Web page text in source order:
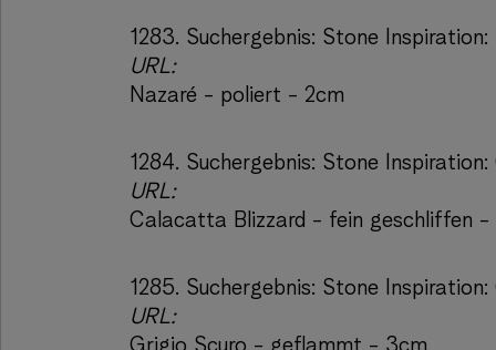
1283. Suchergebnis: Stone
URL:
Nazaré - poliert - 2cm
1284. Suchergebnis: Stone
URL:
Calacatta Blizzard - fein geschliffen -
1285. Suchergebnis: Stone
URL:
Grigio Scuro - geflammt - 3cm